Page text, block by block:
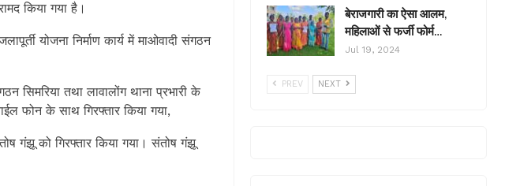
किया गया है।
योजना निर्माण कार्य में माओवादी संगठन
सिमरिया तथा लावालोंग थाना प्रभारी के
फोन के साथ गिरफ्तार किया गया,
गंझू को गिरफ्तार किया गया। संतोष गंझू
बेराजगारी का ऐसा आलम,
महिलाओं से फर्जी फोर्म…
Jul 19, 2024
PREV NEXT